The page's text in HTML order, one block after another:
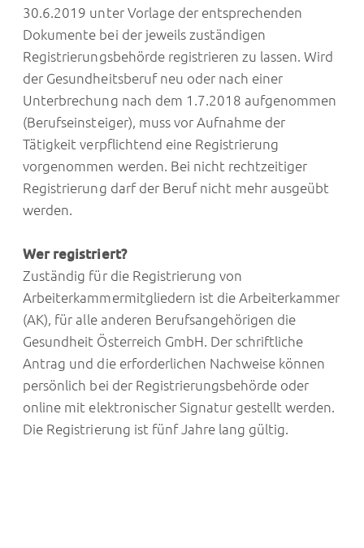
30.6.2019 unter Vorlage der entsprechenden
Dokumente bei der jeweils zuständigen
Registrierungsbehörde registrieren zu lassen. Wird
der Gesundheitsberuf neu oder nach einer
Unterbrechung nach dem 1.7.2018 aufgenommen
(Berufseinsteiger), muss vor Aufnahme der
Tätigkeit verpflichtend eine Registrierung
vorgenommen werden. Bei nicht rechtzeitiger
Registrierung darf der Beruf nicht mehr ausgeübt
werden.
Wer registriert?
Zuständig für die Registrierung von
Arbeiterkammermitgliedern ist die Arbeiterkammer
(AK), für alle anderen Berufsangehörigen die
Gesundheit Österreich GmbH. Der schriftliche
Antrag und die erforderlichen Nachweise können
persönlich bei der Registrierungsbehörde oder
online mit elektronischer Signatur gestellt werden.
Die Registrierung ist fünf Jahre lang gültig.